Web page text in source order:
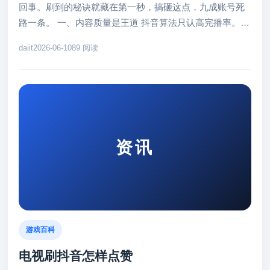
回事。刷到的秘诀就藏在第一秒，搞砸这点，九成账号死
路一条。 一、内容质量是王道 抖音算法只认高完播率。视
daiit2026-06-1089 阅读
资讯
游戏百科
电视刷抖音怎样点赞